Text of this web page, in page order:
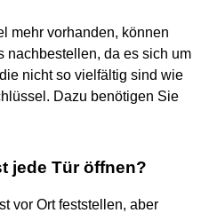
mehr vorhanden, können
nachbestellen, da es sich um
nicht so vielfältig sind wie
Dazu benötigen Sie
jede Tür öffnen?
vor Ort feststellen, aber